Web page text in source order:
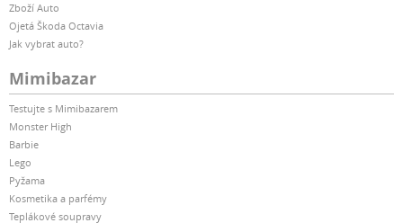
Zboží Auto
Ojetá Škoda Octavia
Jak vybrat auto?
Mimibazar
Testujte s Mimibazarem
Monster High
Barbie
Lego
Pyžama
Kosmetika a parfémy
Teplákové soupravy